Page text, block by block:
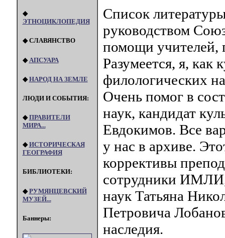
◆
ЭТНОЦИКЛОПЕДИЯ
◆ СЛАВЯНСТВО
◆ АПСУАРА
◆НАРОД НА ЗЕМЛЕ
ЛЮДИ И СОБЫТИЯ:
◆ПРАВИТЕЛИ
МИРА...
◆ИСТОРИЧЕСКАЯ
ГЕОГРАФИЯ
БИБЛИОТЕКИ:
◆РУМЯНЦЕВСКИЙ
МУЗЕЙ...
Баннеры:
Список
руководством
помощи учителей,
Разумеется, я, как
филологических
Очень помог в
наук, кандидат
Евдокимов. Все
у нас в архиве.
коррективы
сотрудники ИМЛИ,
наук Татьяна
Петровича
наследия.